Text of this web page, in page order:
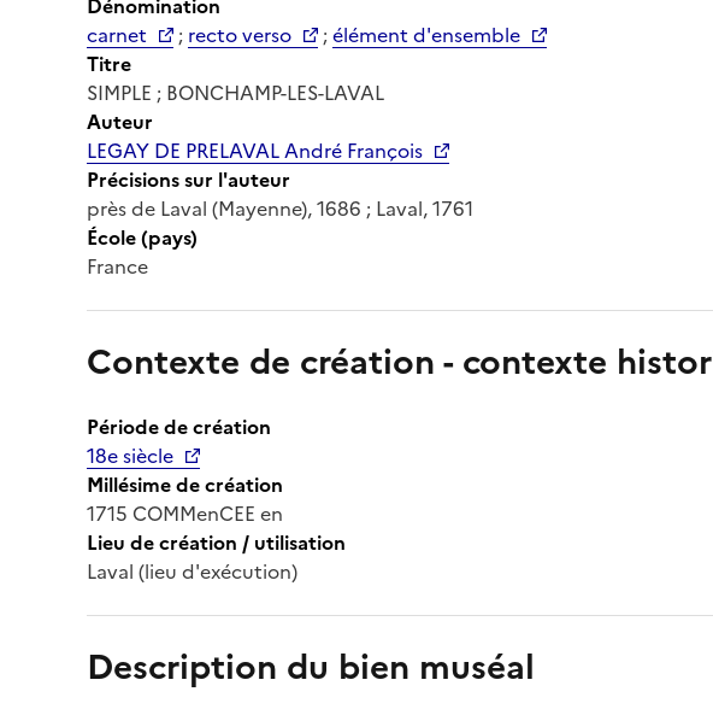
carnet
; recto verso ;élément d'ensemble
Titre
SIMPLE ; BONCHAMP-LES-LAVAL
Auteur
LEGAY DE PRELAVAL André François
Précisions sur l'auteur
près de Laval (Mayenne), 1686 ; Laval, 1761
École (pays)
France
Contexte de création - contexte
Période de création
18e siècle
Millésime de création
1715 COMMenCEE en
Lieu de création / utilisation
Laval (lieu d'exécution)
Description du bien muséal